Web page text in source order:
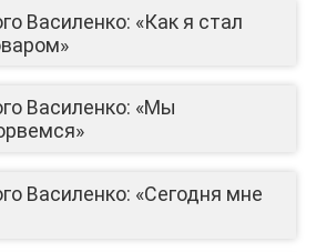
Василенко: «Как я стал
Василенко: «Мы
Василенко: «Сегодня мне